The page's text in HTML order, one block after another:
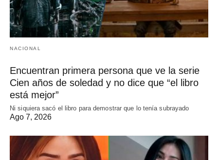
NACIONAL
Encuentran primera persona que ve la serie
Cien años de soledad y no dice que “el libro
está mejor”
Ni siquiera sacó el libro para demostrar que lo tenía subrayado
Ago 7, 2026